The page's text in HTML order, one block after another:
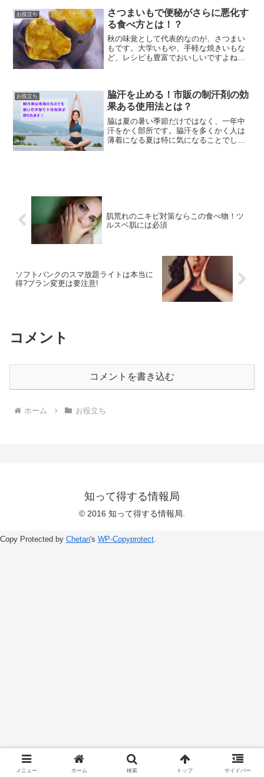
が、「お金がない」との理...
お役立ち
さつまいもで便秘がさらに悪化す
る食べ方とは！？
秋の味覚として代表的なのが、さつまい
もです。大学いもや、手軽な焼きいもな
ど、レシピも豊富でおいしいですよね。
が・・・食べ方次第で便秘を...
お役立ち
脇汗を止める！市販の制汗剤の効
果ある使用法とは？
脇は夏の暑い季節だけではなく、一年中
汗をかく部所です。脇汗を多くかく人は
薄着になる夏は特に気になることでしょ
肌荒れのニキビ対策ならこの食べ物！ツ
ルスベ肌には必須
ソフトバンクのスマ放題ライトは本当に
得?プラン変更は要注意!
コメント
コメントを書き込む
ホーム お役立ち
知って得する情報局
© 2016 知って得する情報局.
メニュー ホーム 検索 トップ サイドバー
Copy Protected by Chetan's WP-Copyprotect